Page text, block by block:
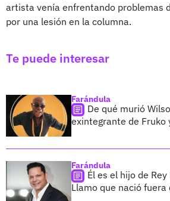
artista venía enfrentando problemas
por una lesión en la columna.
Te puede interesar
Farándula
De qué murió
exintegrante de Fruko
Farándula
Él es el hijo de
Llamo que nació